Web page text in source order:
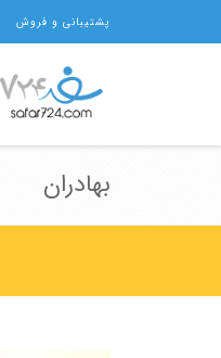
پشتیبانی و فروش
بهادران